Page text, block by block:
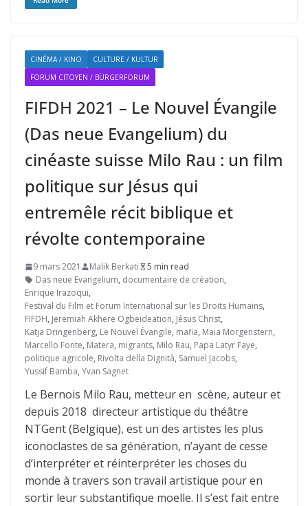
CINÉMA / KINO
CULTURE / KULTUR
FORUM CITOYEN / BÜRGERFORUM
FIFDH 2021 – Le Nouvel Évangile
(Das neue Evangelium) du
cinéaste suisse Milo Rau : un film
politique sur Jésus qui
entremêle récit biblique et
révolte contemporaine
9 mars 2021 Malik Berkati
5 min read
Das neue Evangelium, documentaire de création,
Enrique Irazoqui,
Festival du Film et Forum International sur les Droits Humains,
FIFDH, Jeremiah Akhere Ogbeideation, Jésus Christ,
Katja Dringenberg, Le Nouvel Évangile, mafia, Maia Morgenstern,
Marcello Fonte, Matera, migrants, Milo Rau, Papa Latyr Faye,
politique agricole, Rivolta della Dignità, Samuel Jacobs,
Yussif Bamba, Yvan Sagnet
Le Bernois Milo Rau, metteur en scène, auteur et
depuis 2018 directeur artistique du théâtre
NTGent (Belgique), est un des artistes les plus
iconoclastes de sa génération, n’ayant de cesse
d’interpréter et réinterpréter les choses du
monde à travers son travail artistique pour en
sortir leur substantifique moelle. Il s’est fait entre